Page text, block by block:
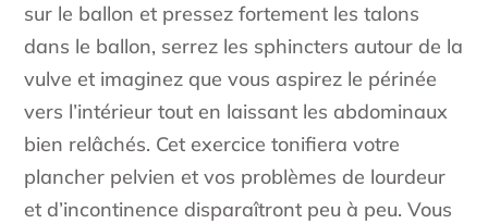
sur le ballon et pressez fortement les talons
dans le ballon, serrez les sphincters autour de la
vulve et imaginez que vous aspirez le périnée
vers l’intérieur tout en laissant les abdominaux
bien relâchés. Cet exercice tonifiera votre
plancher pelvien et vos problèmes de lourdeur
et d’incontinence disparaîtront peu à peu. Vous